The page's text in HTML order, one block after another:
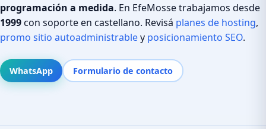
programación a medida. En EfeMosse trabajamos desde
1999con soporte en castellano. Revisá planes de hosting,
promo sitio autoadministrabley posicionamiento SEO.
WhatsApp Formulario de contacto